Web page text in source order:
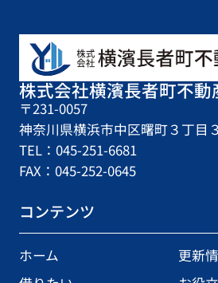
株式会社横濱長者町不動
〒231-0057
神奈川県横浜市中区曙町３丁目
TEL：045-251-6681
FAX：045-252-0645
コンテンツ
ホーム
更新